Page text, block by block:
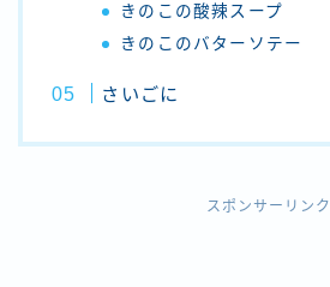
きのこの酸辣スープ
きのこのバターソテー
さいごに
スポンサーリンク